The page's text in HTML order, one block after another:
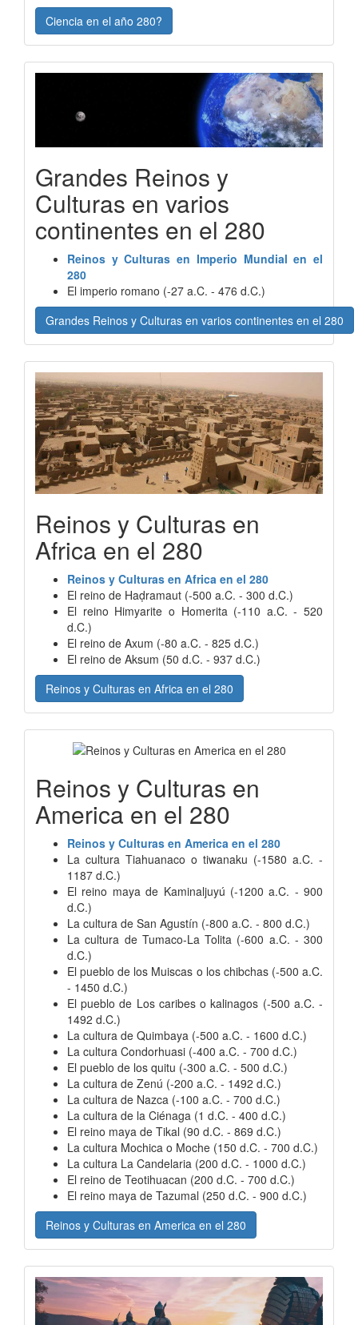
Ciencia en el año 280?
Grandes Reinos y
Culturas en varios
continentes en el 280
Reinos y Culturas en Imperio Mundial en el
280
El imperio romano (-27 a.C. - 476 d.C.)
Grandes Reinos y Culturas en varios continentes en el 280
Reinos y Culturas en
Africa en el 280
Reinos y Culturas en Africa en el 280
El reino de Haḍramaut (-500 a.C. - 300 d.C.)
El reino Himyarite o Homerita (-110 a.C. - 520
d.C.)
El reino de Axum (-80 a.C. - 825 d.C.)
El reino de Aksum (50 d.C. - 937 d.C.)
Reinos y Culturas en Africa en el 280
Reinos y Culturas en
America en el 280
Reinos y Culturas en America en el 280
La cultura Tiahuanaco o tiwanaku (-1580 a.C. -
1187 d.C.)
El reino maya de Kaminaljuyú (-1200 a.C. - 900
d.C.)
La cultura de San Agustín (-800 a.C. - 800 d.C.)
La cultura de Tumaco-La Tolita (-600 a.C. - 300
d.C.)
El pueblo de los Muiscas o los chibchas (-500 a.C.
- 1450 d.C.)
El pueblo de Los caribes o kalinagos (-500 a.C. -
1492 d.C.)
La cultura de Quimbaya (-500 a.C. - 1600 d.C.)
La cultura Condorhuasi (-400 a.C. - 700 d.C.)
El pueblo de los quitu (-300 a.C. - 500 d.C.)
La cultura de Zenú (-200 a.C. - 1492 d.C.)
La cultura de Nazca (-100 a.C. - 700 d.C.)
La cultura de la Ciénaga (1 d.C. - 400 d.C.)
El reino maya de Tikal (90 d.C. - 869 d.C.)
La cultura Mochica o Moche (150 d.C. - 700 d.C.)
La cultura La Candelaria (200 d.C. - 1000 d.C.)
El reino de Teotihuacan (200 d.C. - 700 d.C.)
El reino maya de Tazumal (250 d.C. - 900 d.C.)
Reinos y Culturas en America en el 280